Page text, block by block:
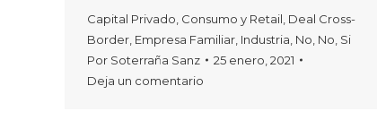
Capital Privado Consumo y Retail Deal Cross-
Border Empresa Familiar Industria No No Si
Por Soterraña Sanz
25 enero, 2021
Deja un comentario